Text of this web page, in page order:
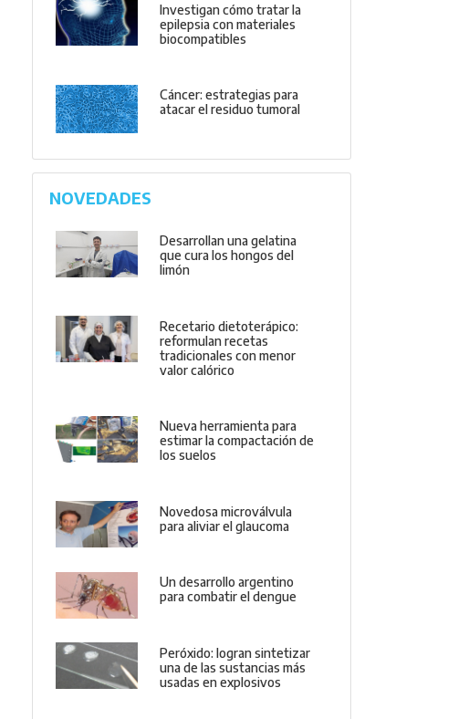
Investigan cómo tratar la
epilepsia con materiales
biocompatibles
Cáncer: estrategias para
atacar el residuo tumoral
NOVEDADES
Desarrollan una gelatina
que cura los hongos del
limón
Recetario dietoterápico:
reformulan recetas
tradicionales con menor
valor calórico
Nueva herramienta para
estimar la compactación de
los suelos
Novedosa microválvula
para aliviar el glaucoma
Un desarrollo argentino
para combatir el dengue
Peróxido: logran sintetizar
una de las sustancias más
usadas en explosivos